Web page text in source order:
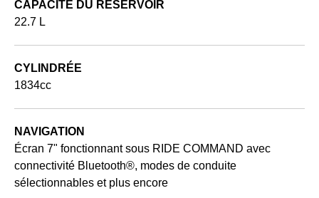
CAPACITÉ DU RÉSERVOIR
22.7 L
CYLINDRÉE
1834cc
NAVIGATION
Écran 7" fonctionnant sous RIDE COMMAND avec
connectivité Bluetooth®, modes de conduite
sélectionnables et plus encore